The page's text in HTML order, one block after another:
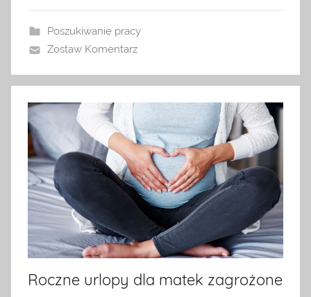
Poszukiwanie pracy
Zostaw Komentarz
Roczne urlopy dla matek zagrożone